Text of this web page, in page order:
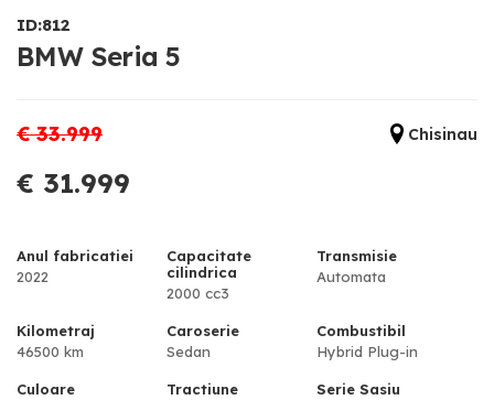
ID:812
BMW Seria 5
€ 33.999 Chisinau
€ 31.999
Anul fabricatiei
2022
Capacitate
cilindrica
2000 cc3
Transmisie
Automata
Kilometraj
46500 km
Caroserie
Sedan
Combustibil
Hybrid Plug-in
Culoare
Tractiune
Serie Sasiu